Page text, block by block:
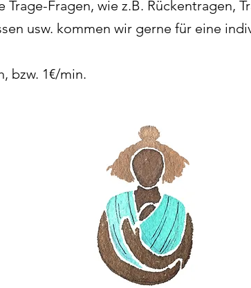
Fragen, wie z.B. Rückentragen,
usw. kommen wir gerne für eine
bzw. 1€/min.